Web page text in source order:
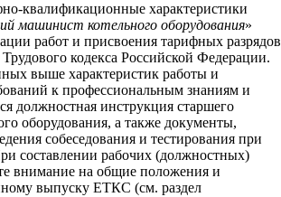
квалификационные характеристики
машинист котельного оборудования»
работ и присвоения тарифных разрядов
Трудового кодекса Российской Федерации.
выше характеристик работы и
к профессиональным знаниям и
должностная инструкция старшего
оборудования, а также документы,
собеседования и тестирования при
составлении рабочих (должностных)
внимание на общие положения и
выпуску ЕТКС (см. раздел